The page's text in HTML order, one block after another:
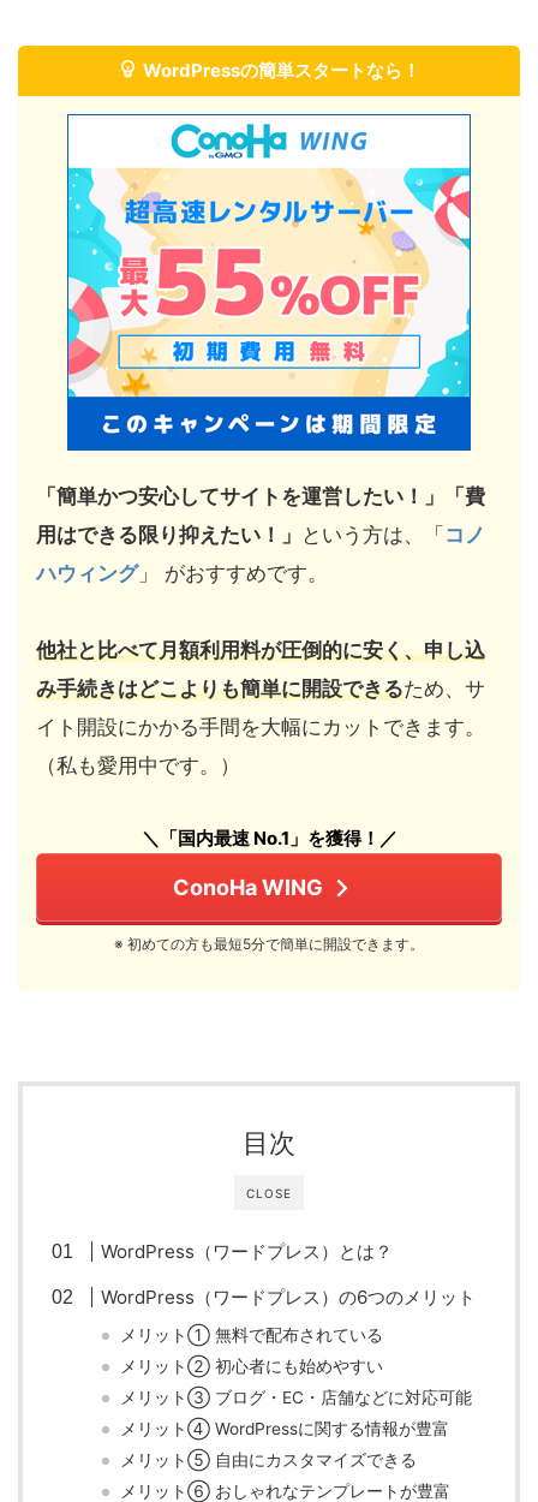
WordPressの簡単スタートなら！
「簡単かつ安心してサイトを運営したい！」「費
用はできる限り抑えたい！」 という方は、「 コノ
ハウィング」 がおすすめです。
他社と比べて月額利用料が圧倒的に安く、申し込
み手続きはどこよりも簡単に開設できるため、サ
イト開設にかかる手間を大幅にカットできます。
（私も愛用中です。）
＼「国内最速 No.1」を獲得！／
ConoHa WING
※ 初めての方も最短5分で簡単に開設できます。
CLOSE
目次
WordPress（ワードプレス）とは？
WordPress（ワードプレス）の6つのメリット
メリット① 無料で配布されている
メリット② 初心者にも始めやすい
メリット③ ブログ・EC・店舗などに対応可能
メリット④ WordPressに関する情報が豊富
メリット⑤ 自由にカスタマイズできる
メリット⑥ おしゃれなテンプレートが豊富